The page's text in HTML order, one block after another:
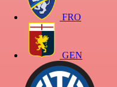
FRO
GEN